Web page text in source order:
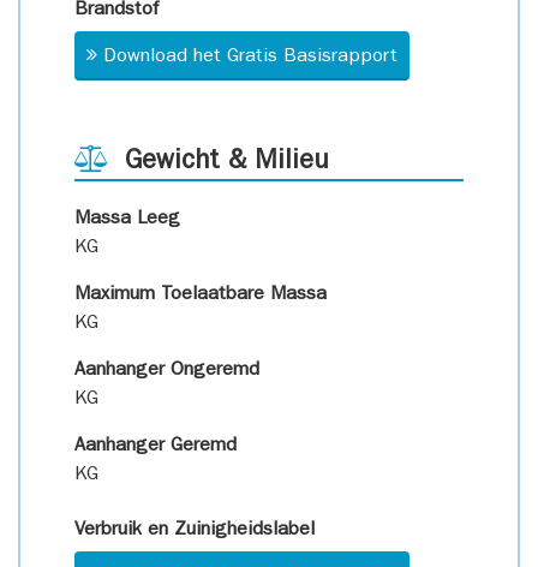
Brandstof
Download het Gratis Basisrapport
Gewicht & Milieu
Massa Leeg
KG
Maximum Toelaatbare Massa
KG
Aanhanger Ongeremd
KG
Aanhanger Geremd
KG
Verbruik en Zuinigheidslabel